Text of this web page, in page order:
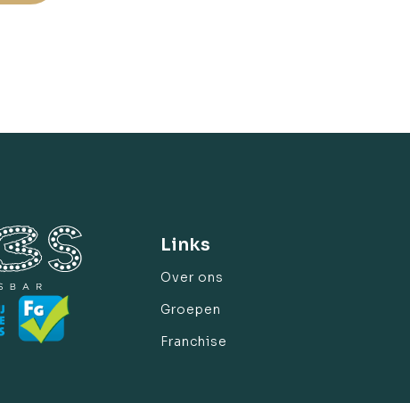
Links
Over ons
Groepen
Franchise